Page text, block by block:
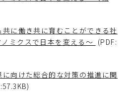
に働き共に育むことができる社
ミクスで日本を変える～ (PDF:
向けた総合的な対策の推進に関